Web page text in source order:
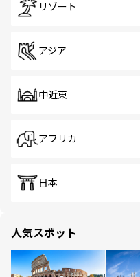
リゾート
アジア
中近東
アフリカ
日本
人気スポット